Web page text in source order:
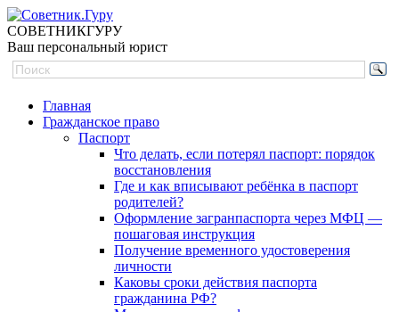
СОВЕТНИКГУРУ
Ваш персональный юрист
Главная
Гражданское право
Паспорт
Что делать, если потерял паспорт: порядок
восстановления
Где и как вписывают ребёнка в паспорт
родителей?
Оформление загранпаспорта через МФЦ —
пошаговая инструкция
Получение временного удостоверения
личности
Каковы сроки действия паспорта
гражданина РФ?